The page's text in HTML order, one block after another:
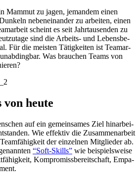
Mammut zu jagen, jeman­dem einen
neben­ein­an­der zu arbei­ten, einen
scheint es seit Jahr­tau­sen­den zu
sind die Arbeits- und Lebens­be­
Für die meis­ten Tätig­kei­ten ist Team­ar­
Was brau­chen Teams von
von heute
auf ein gemein­sa­mes Ziel hin­ar­bei­
Wie effek­tiv die Zusam­men­ar­beit
der ein­zel­nen Mit­glie­der ab.
“Soft-Skills” wie bei­spiels­weise
Kom­pro­miss­be­reit­schaft, Empa­